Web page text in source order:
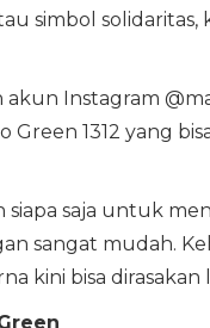
simbol
Instagram
1312 yang
saja untuk
sangat mudah.
kini bisa dirasakan